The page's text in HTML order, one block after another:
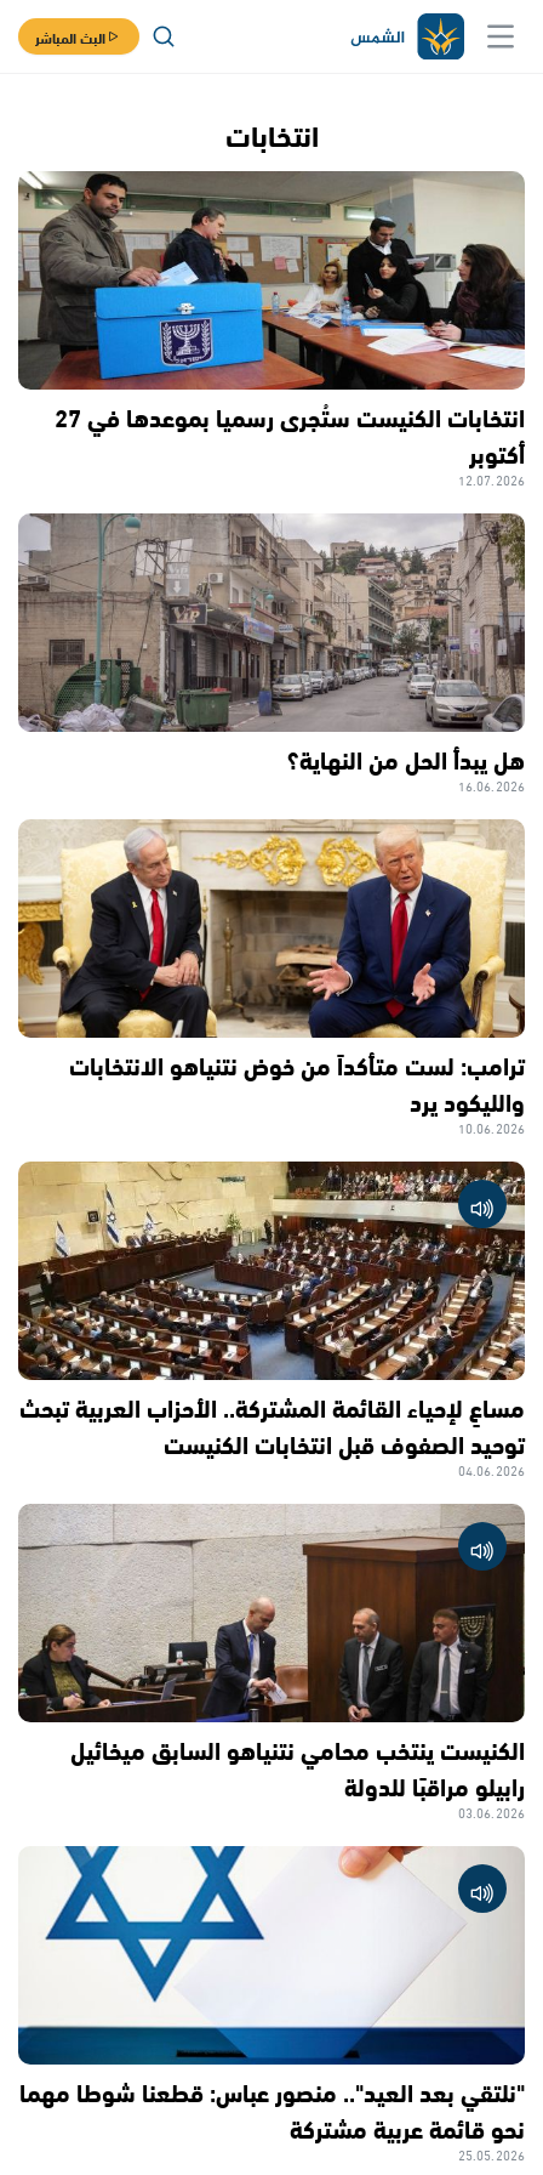
البث المباشر
انتخابات
انتخابات الكنيست ستُجرى رسميا بموعدها في 27
أكتوبر
12.07.2026
هل يبدأ الحل من النهاية؟
16.06.2026
ترامب: لست متأكداً من خوض نتنياهو الانتخابات
والليكود يرد
10.06.2026
مساعٍ لإحياء القائمة المشتركة.. الأحزاب العربية تبحث
توحيد الصفوف قبل انتخابات الكنيست
04.06.2026
الكنيست ينتخب محامي نتنياهو السابق ميخائيل
رابيلو مراقبًا للدولة
03.06.2026
"نلتقي بعد العيد".. منصور عباس: قطعنا شوطا مهما
نحو قائمة عربية مشتركة
25.05.2026